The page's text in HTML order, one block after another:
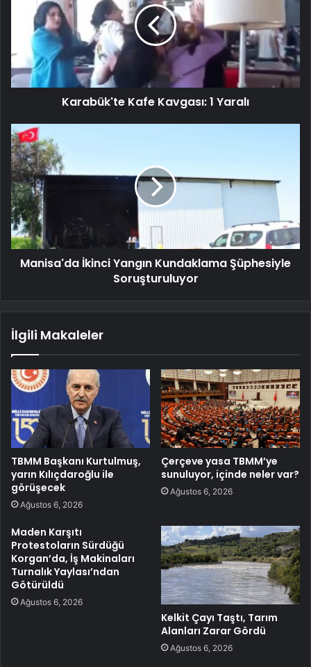
Karabük'te Kafe Kavgası: 1 Yaralı
Manisa'da İkinci Yangın Kundaklama Şüphesiyle
Soruşturuluyor
İlgili Makaleler
TBMM Başkanı Kurtulmuş,
yarın Kılıçdaroğlu ile
görüşecek
Ağustos 6, 2026
Çerçeve yasa TBMM’ye
sunuluyor, içinde neler var?
Ağustos 6, 2026
Maden Karşıtı
Protestoların Sürdüğü
Korgan’da, İş Makinaları
Turnalık Yaylası’ndan
Götürüldü
Ağustos 6, 2026
Kelkit Çayı Taştı, Tarım
Alanları Zarar Gördü
Ağustos 6, 2026